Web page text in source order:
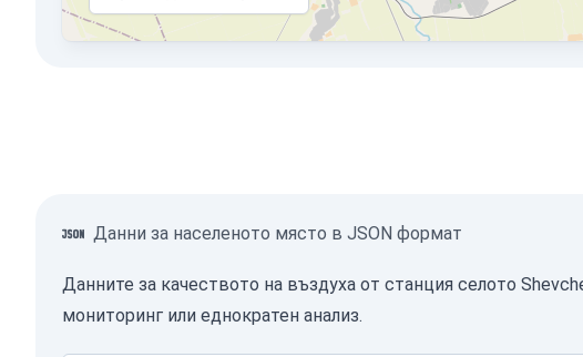
Данни за населеното място в JSON формат
Данните за качеството на въздуха от станция селото
мониторинг или еднократен анализ.